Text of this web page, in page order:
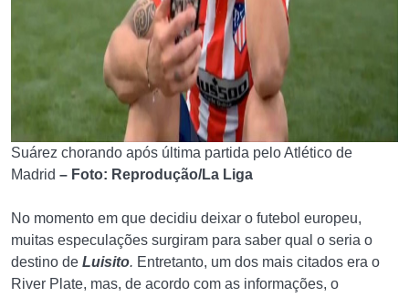
Suárez chorando após última partida pelo Atlético de
Madrid – Foto: Reprodução/La Liga
No momento em que decidiu deixar o futebol europeu,
muitas especulações surgiram para saber qual o seria o
destino de Luisito. Entretanto, um dos mais citados era o
River Plate, mas, de acordo com as informações, o